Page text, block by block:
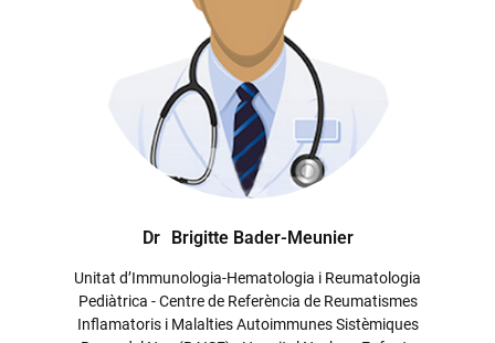
Dr Brigitte Bader-Meunier
Unitat d’Immunologia-Hematologia i Reumatologia
Pediàtrica - Centre de Referència de Reumatismes
Inflamatoris i Malalties Autoimmunes Sistèmiques